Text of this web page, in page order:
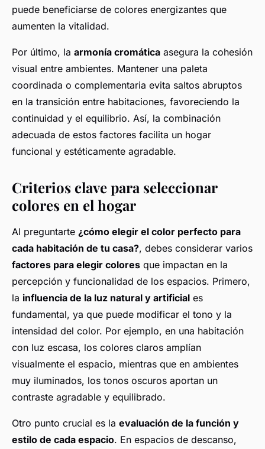
puede beneficiarse de colores energizantes que
aumenten la vitalidad.
Por último, la armonía cromática asegura la cohesión
visual entre ambientes. Mantener una paleta
coordinada o complementaria evita saltos abruptos
en la transición entre habitaciones, favoreciendo la
continuidad y el equilibrio. Así, la combinación
adecuada de estos factores facilita un hogar
funcional y estéticamente agradable.
Criterios clave para seleccionar
colores en el hogar
Al preguntarte ¿cómo elegir el color perfecto para
cada habitación de tu casa?, debes considerar varios
factores para elegir colores que impactan en la
percepción y funcionalidad de los espacios. Primero,
la influencia de la luz natural y artificial es
fundamental, ya que puede modificar el tono y la
intensidad del color. Por ejemplo, en una habitación
con luz escasa, los colores claros amplían
visualmente el espacio, mientras que en ambientes
muy iluminados, los tonos oscuros aportan un
contraste agradable y equilibrado.
Otro punto crucial es la evaluación de la función y
estilo de cada espacio. En espacios de descanso,